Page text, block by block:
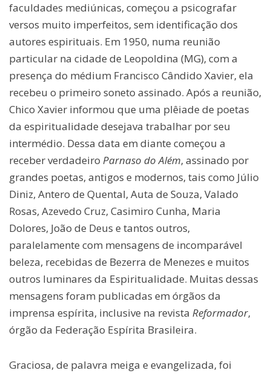
faculdades mediúnicas, começou a psicografar
versos muito imperfeitos, sem identificação dos
autores espirituais. Em 1950, numa reunião
particular na cidade de Leopoldina (MG), com a
presença do médium Francisco Cândido Xavier, ela
recebeu o primeiro soneto assinado. Após a reunião,
Chico Xavier informou que uma plêiade de poetas
da espiritualidade desejava trabalhar por seu
intermédio. Dessa data em diante começou a
receber verdadeiro Parnaso do Além, assinado por
grandes poetas, antigos e modernos, tais como Júlio
Diniz, Antero de Quental, Auta de Souza, Valado
Rosas, Azevedo Cruz, Casimiro Cunha, Maria
Dolores, João de Deus e tantos outros,
paralelamente com mensagens de incomparável
beleza, recebidas de Bezerra de Menezes e muitos
outros luminares da Espiritualidade. Muitas dessas
mensagens foram publicadas em órgãos da
imprensa espírita, inclusive na revista Reformador,
órgão da Federação Espírita Brasileira.
Graciosa, de palavra meiga e evangelizada, foi